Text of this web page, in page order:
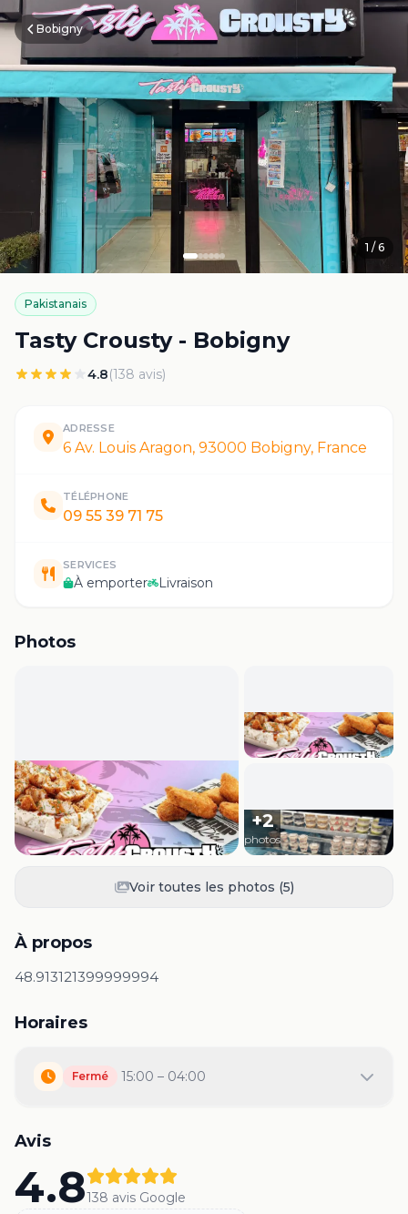
Bobigny
1 / 6
Pakistanais
Tasty Crousty - Bobigny
4.8(138 avis)
ADRESSE
6 Av. Louis Aragon, 93000 Bobigny, France
TÉLÉPHONE
09 55 39 71 75
SERVICES
À emporter Livraison
Photos
+2
photos
Voir toutes les photos (5)
À propos
48.913121399999994
Horaires
Fermé 15:00 – 04:00
Avis
4.8138 avis Google